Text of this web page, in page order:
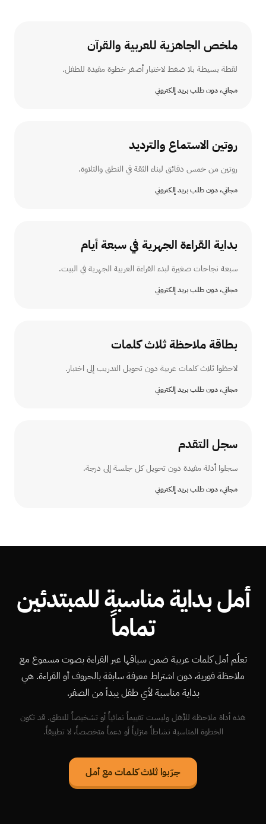
ملخص الجاهزية للعربية والقرآن
لقطة بسيطة بلا ضغط لاختيار أصغر خطوة مفيدة للطفل.
مجاني، دون طلب بريد إلكتروني
روتين الاستماع والترديد
روتين من خمس دقائق لبناء الثقة في النطق والتلاوة.
مجاني، دون طلب بريد إلكتروني
بداية القراءة الجهرية في سبعة أيام
سبعة نجاحات صغيرة لبدء القراءة العربية الجهرية في البيت.
مجاني، دون طلب بريد إلكتروني
بطاقة ملاحظة ثلاث كلمات
لاحظوا ثلاث كلمات عربية دون تحويل التدريب إلى اختبار.
مجاني، دون طلب بريد إلكتروني
سجل التقدم
سجلوا أدلة مفيدة دون تحويل كل جلسة إلى درجة.
مجاني، دون طلب بريد إلكتروني
أمل بداية مناسبة للمبتدئين
تماماً
تعلّم أمل كلمات عربية ضمن سياقها عبر القراءة بصوت مسموع مع
ملاحظة فورية، دون اشتراط معرفة سابقة بالحروف أو القراءة. هي
بداية مناسبة لأي طفل يبدأ من الصفر.
هذه أداة ملاحظة للأهل وليست تقييماً نمائياً أو تشخيصاً للنطق. قد تكون
الخطوة المناسبة نشاطاً منزلياً أو دعماً متخصصاً، لا تطبيقاً.
جرّبوا ثلاث كلمات مع أمل